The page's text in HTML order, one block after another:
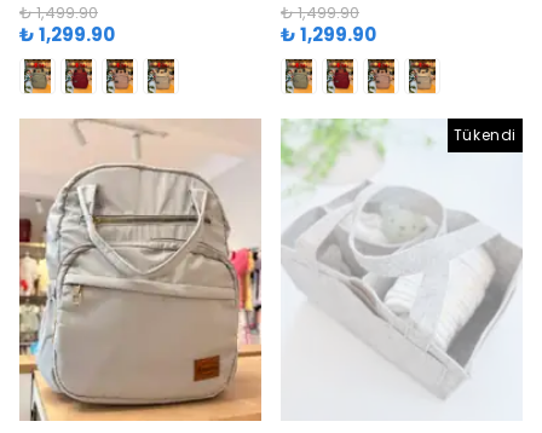
₺ 1,499.90
₺ 1,299.90
₺ 1,499.90
₺ 1,299.90
Tükendi